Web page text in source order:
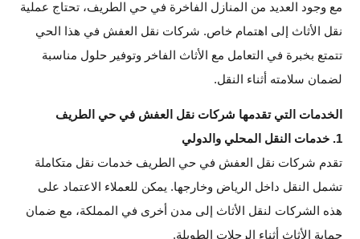
مع وجود العديد من المنازل الفاخرة في حي الطريف، تحتاج عملية
نقل الأثاث إلى اهتمام خاص. شركات نقل العفش في هذا الحي
تتمتع بخبرة في التعامل مع الأثاث الفاخر وتوفير حلول مناسبة
لضمان سلامته أثناء النقل.
الخدمات التي تقدمها شركات نقل العفش في حي الطريف
1. خدمات النقل المحلي والدولي
تقدم شركات نقل العفش في حي الطريف خدمات نقل متكاملة
تشمل النقل داخل الرياض وخارجها. يمكن للعملاء الاعتماد على
هذه الشركات لنقل الأثاث إلى مدن أخرى في المملكة، مع ضمان
حماية الأثاث أثناء الرحلات الطويلة.